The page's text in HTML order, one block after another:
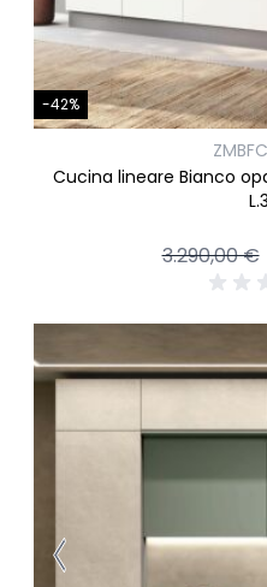
-42%
Cucina lineare Bianco
3.290,00 €